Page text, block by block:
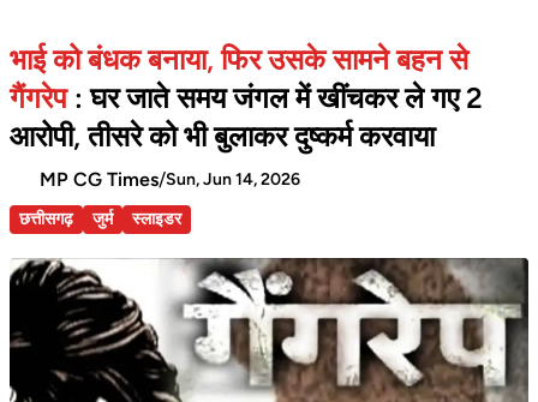
भाई को बंधक बनाया, फिर उसके सामने बहन से
गैंगरेप : घर जाते समय जंगल में खींचकर ले गए 2
आरोपी, तीसरे को भी बुलाकर दुष्कर्म करवाया
MP CG Times/Sun, Jun 14, 2026
छत्तीसगढ़
जुर्म स्लाइडर